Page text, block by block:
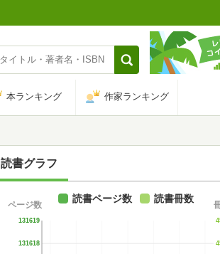
本ランキング 作家ランキング
読書グラフ
131618
131619
ページ数
読書ページ数 読書冊数